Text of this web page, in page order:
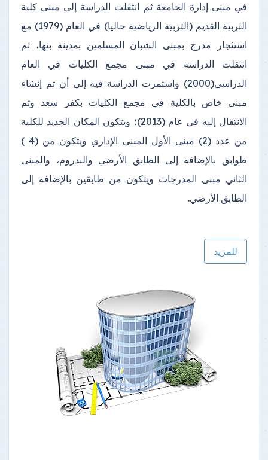
في مبنى إدارة الجامعة ثم انتقلت الدراسة إلى مبنى كلية
التربية القديم (التربية الرياضية حاليا) في العام (1979) مع
استئجار مدرج بمبنى الشبان المسلمين بمدينة بنها، ثم
انتقلت الدراسة في مبنى مجمع الكليات في العام
الدراسي(2000) واستمرت الدراسة فيه إلى أن تم إنشاء
مبنى خاص بالكلية في مجمع الكليات بكفر سعد وتم
الانتقال إليه في عام (2013)؛ ويتكون المكان الجديد للكلية
من عدد (2) مبنى الأول المبنى الإداري ويتكون من (4 )
طوابق بالإضافة إلى الطابق الأرضي والبدروم، والمبنى
الثاني مبنى المدرجات ويتكون من طابقين بالإضافة إلى
الطابق الأرضي.
للمزيد